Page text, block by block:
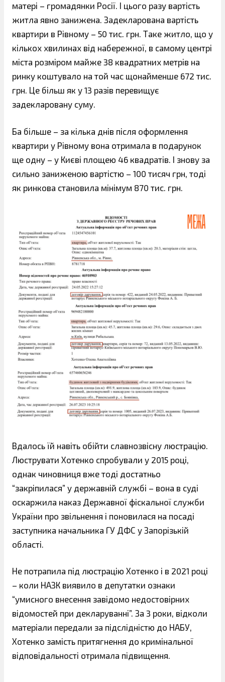
матері – громадянки Росії. І цього разу вартість
житла явно занижена. Задекларована вартість
квартири в Рівному – 50 тис. грн. Таке житло, що у
кількох хвилинах від набережної, в самому центрі
міста розміром майже 38 квадратних метрів на
ринку коштувало на той час щонайменше 672 тис.
грн. Це більш як у 13 разів перевищує
задекларовану суму.
Ба більше – за кілька днів після оформлення
квартири у Рівному вона отримала в подарунок
ще одну – у Києві площею 46 квадратів. І знову за
сильно заниженою вартістю – 100 тисяч грн, тоді
як ринкова становила мінімум 870 тис. грн.
Вдалось їй навіть обійти славнозвісну люстрацію.
Люструвати Хотенко спробували у 2015 році,
однак чиновниця вже тоді достатньо
“закріпилася” у державній службі – вона в суді
оскаржила наказ Державної фіскальної служби
України про звільнення і поновилася на посаді
заступника начальника ГУ ДФС у Запорізькій
області.
Не потрапила під люстрацію Хотенко і в 2021 році
– коли НАЗК виявило в депутатки ознаки
“умисного внесення завідомо недостовірних
відомостей при декларуванні”. За 3 роки, відколи
матеріали передали за підслідністю до НАБУ,
Хотенко замість притягнення до кримінальної
відповідальності отримала підвищення.